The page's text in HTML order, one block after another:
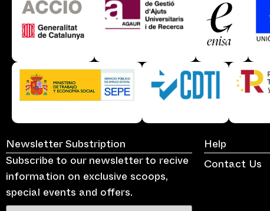
Newsletter Substription
Subscribe to our newsletter to recive
information on exclusive scoops,
special events and offers.
Help
Contact Us